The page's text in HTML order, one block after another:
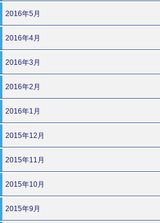
2016年5月
2016年4月
2016年3月
2016年2月
2016年1月
2015年12月
2015年11月
2015年10月
2015年9月